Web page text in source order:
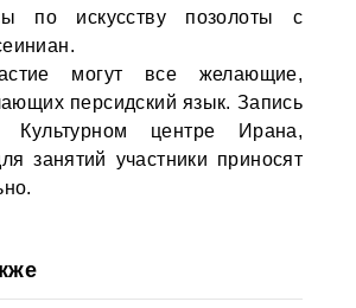
по искусству позолоты с
могут все желающие,
персидский язык. Запись
Культурном центре Ирана,
занятий участники приносят